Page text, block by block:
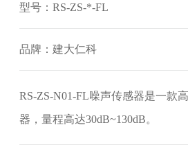
型号：RS-ZS-*-FL
品牌：建大仁科
RS-ZS-N01-FL噪声传感器是一款
器，量程高达30dB~130dB。